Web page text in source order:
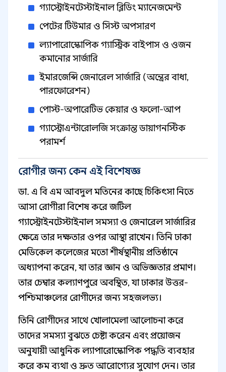
গ্যাস্ট্রোইনটেস্টাইনাল ব্লিডিং ম্যানেজমেন্ট
পেটের টিউমার ও সিস্ট অপসারণ
ল্যাপারোস্কোপিক গ্যাস্ট্রিক বাইপাস ও ওজন
কমানোর সার্জারি
ইমারজেন্সি জেনারেল সার্জারি (অন্ত্রের বাধা,
পারফোরেশন)
পোস্ট-অপারেটিভ কেয়ার ও ফলো-আপ
গ্যাস্ট্রোএন্টারোলজি সংক্রান্ত ডায়াগনস্টিক
পরামর্শ
রোগীর জন্য কেন এই বিশেষজ্ঞ
ডা. এ বি এম আবদুল মতিনের কাছে চিকিৎসা নিতে
আসা রোগীরা বিশেষ করে জটিল
গ্যাস্ট্রোইনটেস্টাইনাল সমস্যা ও জেনারেল সার্জারির
ক্ষেত্রে তার দক্ষতার ওপর আস্থা রাখেন। তিনি ঢাকা
মেডিকেল কলেজের মতো শীর্ষস্থানীয় প্রতিষ্ঠানে
অধ্যাপনা করেন, যা তার জ্ঞান ও অভিজ্ঞতার প্রমাণ।
তার চেম্বার কল্যাণপুরে অবস্থিত, যা ঢাকার উত্তর-
পশ্চিমাঞ্চলের রোগীদের জন্য সহজলভ্য।
তিনি রোগীদের সাথে খোলামেলা আলোচনা করে
তাদের সমস্যা বুঝতে চেষ্টা করেন এবং প্রয়োজন
অনুযায়ী আধুনিক ল্যাপারোস্কোপিক পদ্ধতি ব্যবহার
করে কম ব্যথা ও দ্রুত আরোগ্যের সুযোগ দেন। তার